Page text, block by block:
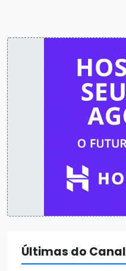
Últimas do Canal